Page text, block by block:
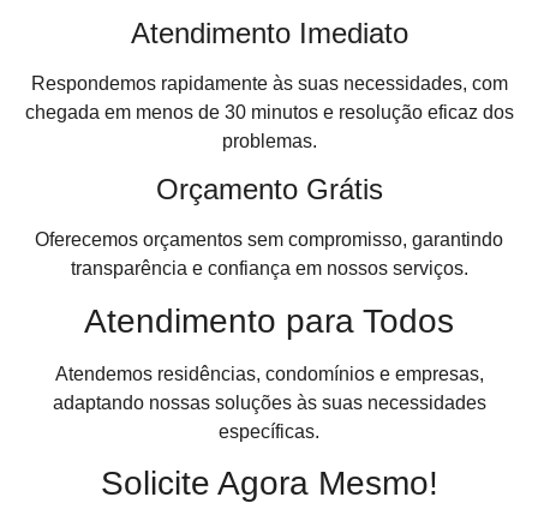
Atendimento Imediato
Respondemos rapidamente às suas necessidades, com
chegada em menos de 30 minutos e resolução eficaz dos
problemas.
Orçamento Grátis
Oferecemos orçamentos sem compromisso, garantindo
transparência e confiança em nossos serviços.
Atendimento para Todos
Atendemos residências, condomínios e empresas,
adaptando nossas soluções às suas necessidades
específicas.
Solicite Agora Mesmo!